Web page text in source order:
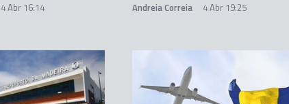
4 Abr 16:14 Andreia Correia 4 Abr 19:25